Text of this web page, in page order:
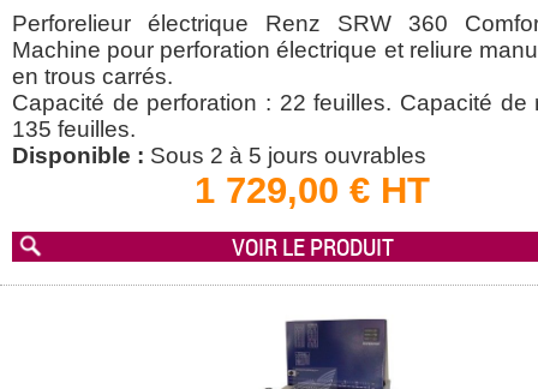
Perforelieur électrique Renz SRW 360
Machine pour perforation électrique et reliure
en trous carrés.
Capacité de perforation : 22 feuilles. Capacité de
135 feuilles.
Disponible : Sous 2 à 5 jours ouvrables
1 729,00 € HT
VOIR LE PRODUIT